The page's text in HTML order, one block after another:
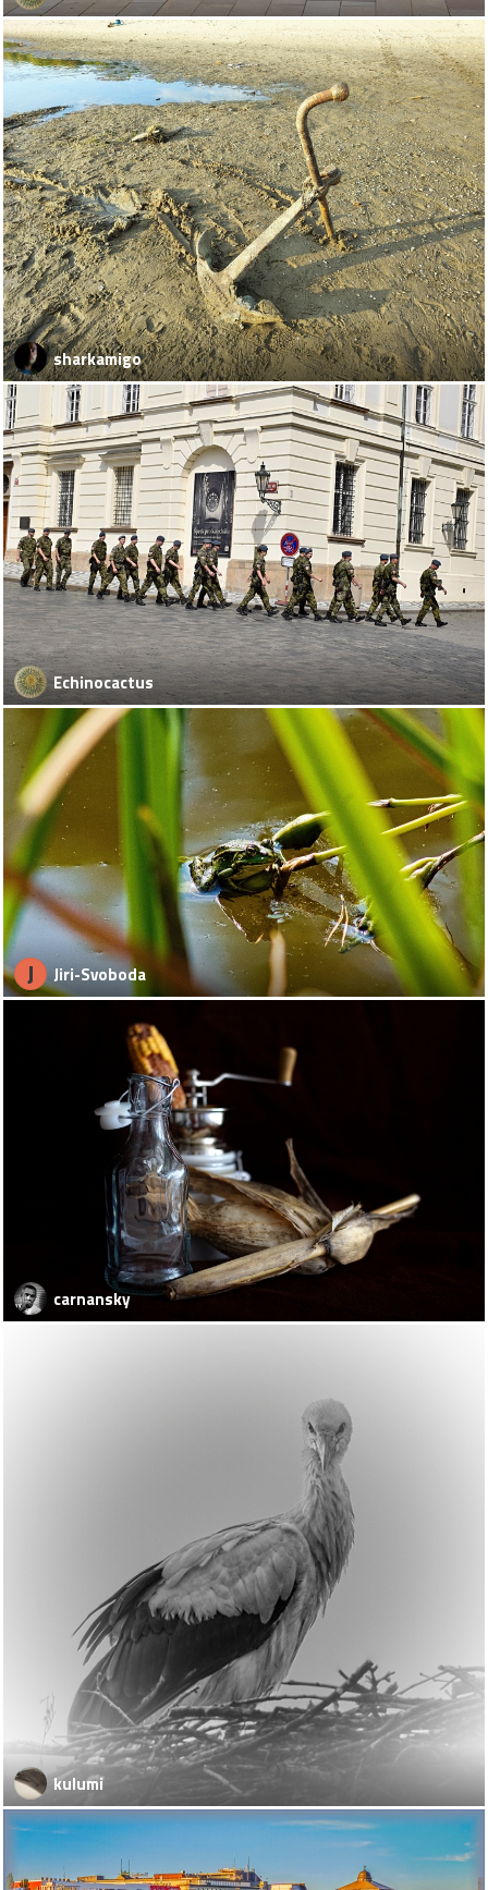
sharkamigo
Echinocactus
J Jiri-Svoboda
carnansky
kulumi